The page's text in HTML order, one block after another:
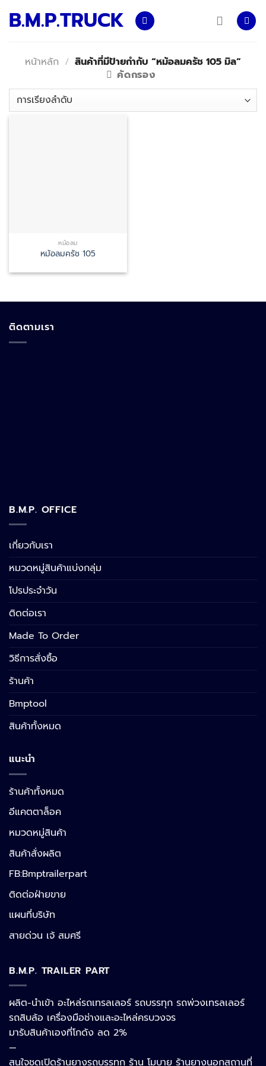
B.M.P.TRUCK
หน้าหลัก / สินค้าที่มีป้ายกำกับ “หม้อลมครัช 105 มิล”
คัดกรอง
หม้อลม
หม้อลมครัช 105
ติดตามเรา
B.M.P. OFFICE
เกี่ยวกับเรา
หมวดหมู่สินค้าแบ่งกลุ่ม
โปรประจำวัน
ติดต่อเรา
Made To Order
วิธีการสั่งซื้อ
ร้านค้า
Bmptool
สินค้าทั้งหมด
แนะนำ
ร้านค้าทั้งหมด
อีแคตตาล็อค
หมวดหมู่สินค้า
สินค้าสั่งผลิต
FB:Bmptrailerpart
ติดต่อฝ่ายขาย
แผนที่บริษัท
สายด่วน เจ้ สมศรี
B.M.P. TRAILER PART
ผลิต-นำเข้า อะไหล่รถเทรลเลอร์ รถบรรทุก รถพ่วงเทรลเลอร์
รถสิบล้อ เครื่องมือช่างและอะไหล่ครบวงจร
มารับสินค้าเองที่โกดัง ลด 2%
—
สนใจชุดเปิดร้านยางรถบรรทุก ร้าน โมบาย ร้านยางนอกสถานที่